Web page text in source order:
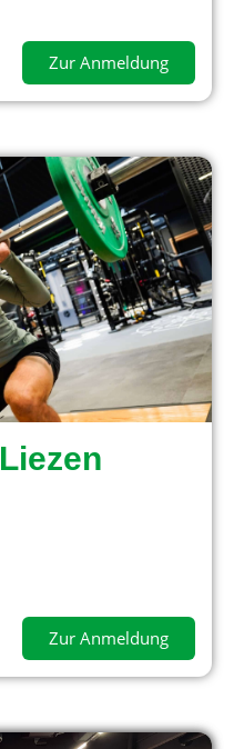
Zur Anmeldung
Liezen
Zur Anmeldung